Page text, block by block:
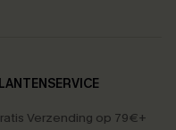
Verzending op 79€+